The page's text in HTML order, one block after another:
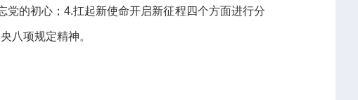
的初心；4.扛起新使命开启新征程四个方面进行分
八项规定精神。